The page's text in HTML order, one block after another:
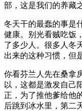
部，这是我们的养藏
冬天干的最蠢的事是
健康。别光看贼吃饭
了多少人。很多人冬
出来的这种习惯，但
你看芬兰人先在桑拿
以，这都是激发自己
正，为了推他爹给他
后跳到冰水里，第二